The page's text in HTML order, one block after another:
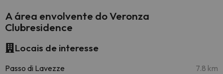
A área envolvente do Veronza
Clubresidence
Locais de interesse
Passo di Lavezze 7.8 km